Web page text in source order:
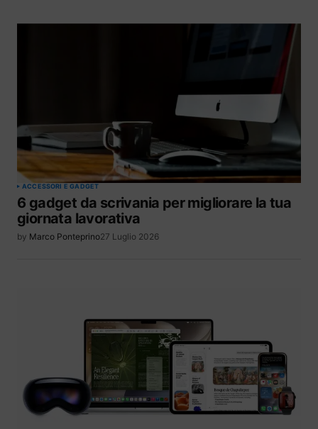
ACCESSORI E GADGET
6 gadget da scrivania per migliorare la tua
giornata lavorativa
by Marco Ponteprino27 Luglio 2026